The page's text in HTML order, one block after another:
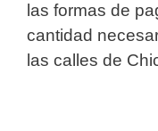
las formas de
cantidad
las calles de